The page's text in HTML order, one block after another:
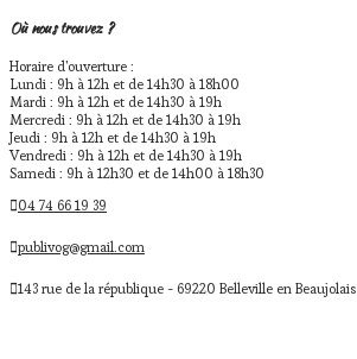
Où nous trouvez ?
Horaire d'ouverture :
Lundi : 9h à 12h et de 14h30 à 18h00
Mardi : 9h à 12h et de 14h30 à 19h
Mercredi : 9h à 12h et de 14h30 à 19h
Jeudi : 9h à 12h et de 14h30 à 19h
Vendredi : 9h à 12h et de 14h30 à 19h
Samedi : 9h à 12h30 et de 14h00 à 18h30
04 74 66 19 39
publivog@gmail.com
143 rue de la république - 69220 Belleville en Beaujolais